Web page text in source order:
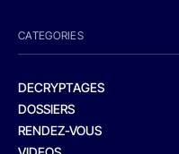
CATEGORIES
DECRYPTAGES
DOSSIERS
RENDEZ-VOUS